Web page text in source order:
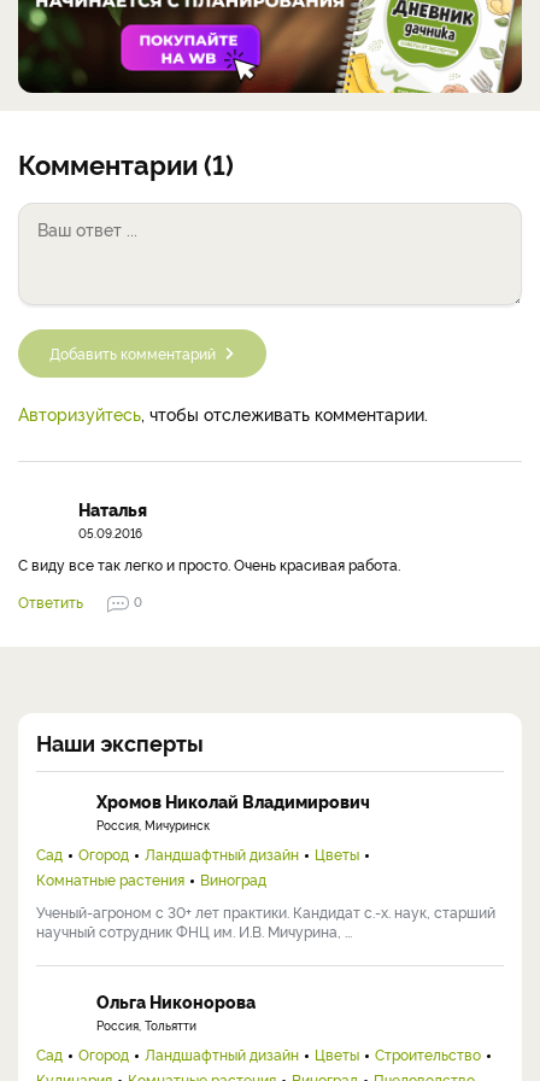
Комментарии (1)
Добавить комментарий
Авторизуйтесь, чтобы отслеживать комментарии.
Наталья
05.09.2016
С виду все так легко и просто. Очень красивая работа.
Ответить
0
Наши эксперты
Хромов Николай Владимирович
Россия, Мичуринск
Сад Огород Ландшафтный дизайн
Цветы
Комнатные растения
Виноград
Ученый-агроном с 30+ лет практики. Кандидат с.-х. наук, старший
научный сотрудник ФНЦ им. И.В. Мичурина, ...
Ольга Никонорова
Россия, Тольятти
Сад Огород Ландшафтный дизайн Цветы
Строительство